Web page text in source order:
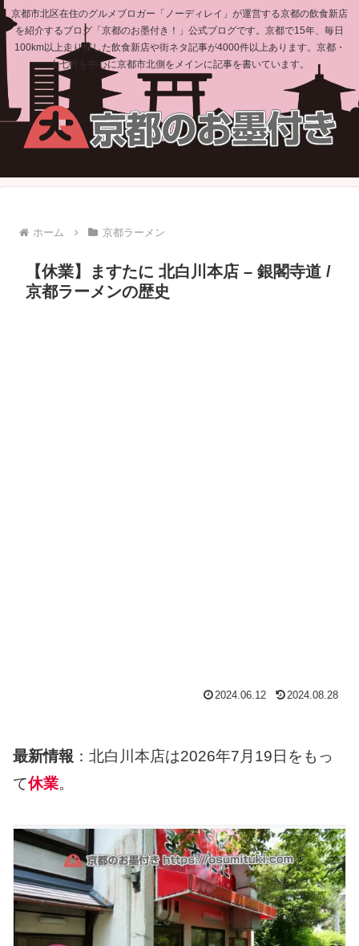
京都市北区在住のグルメブロガー「ノーディレイ」が運営する京都の飲食新店
を紹介するブログ「京都のお墨付き！」公式ブログです。京都で15年、毎日
100km以上走り探した飲食新店や街ネタ記事が4000件以上あります。京都・
上七軒を中心に京都市北側をメインに記事を書いています。
ホーム 京都ラーメン
【休業】ますたに 北白川本店 – 銀閣寺道 /
京都ラーメンの歴史
2024.06.12 2024.08.28
最新情報 ：北白川本店は2026年7月19日をもっ
て休業。